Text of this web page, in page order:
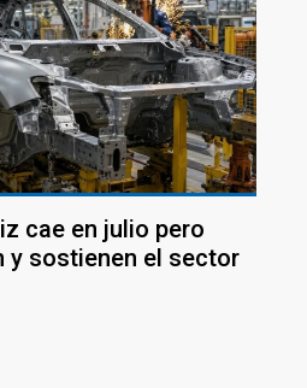
cae en julio pero
y sostienen el sector